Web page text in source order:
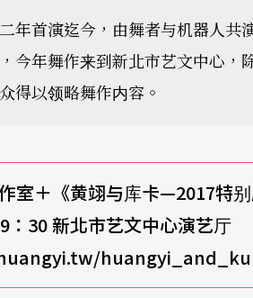
年首演迄今，由舞者与机器人共
今年舞作来到新北市艺文中心，
得以领略舞作内容。
室＋《黄翊与库卡—2017特别
：30新北市艺文中心演艺厅